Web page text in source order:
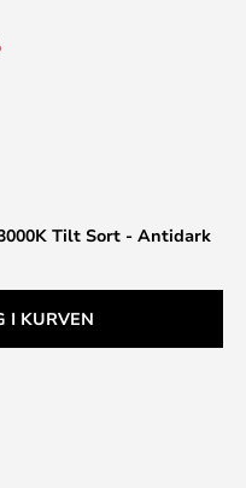
Tilt Sort - Antidark
I KURVEN